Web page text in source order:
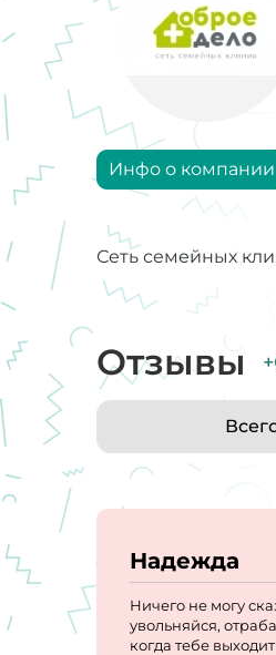
Инфо о компании
Сеть семейных
Отзывы
Надежда
Ничего не могу
увольняйся,
когда тебе